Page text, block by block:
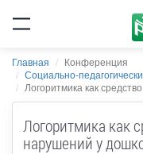
Главная
Конференция
Социально-
Логоритмика как
Логоритмика как
нарушений у